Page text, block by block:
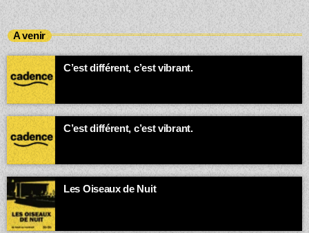
A venir
C’est différent, c’est vibrant.
C’est différent, c’est vibrant.
Les Oiseaux de Nuit